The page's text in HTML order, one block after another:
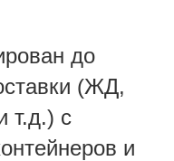
до
(ЖД,
т.д.) с
и